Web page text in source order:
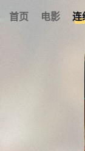
首页 电影 连